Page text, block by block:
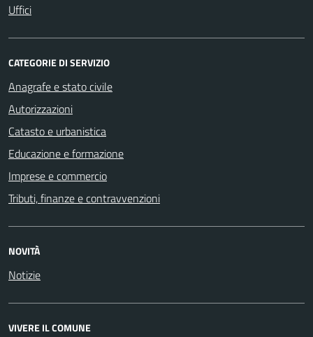
Uffici
CATEGORIE DI SERVIZIO
Anagrafe e stato civile
Autorizzazioni
Catasto e urbanistica
Educazione e formazione
Imprese e commercio
Tributi, finanze e contravvenzioni
NOVITÀ
Notizie
VIVERE IL COMUNE